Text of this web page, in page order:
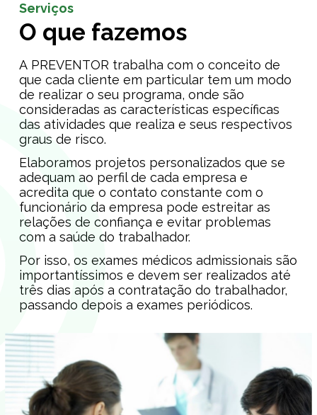
Serviços
O que fazemos
A PREVENTOR trabalha com o conceito de
que cada cliente em particular tem um modo
de realizar o seu programa, onde são
consideradas as características específicas
das atividades que realiza e seus respectivos
graus de risco.
Elaboramos projetos personalizados que se
adequam ao perfil de cada empresa e
acredita que o contato constante com o
funcionário da empresa pode estreitar as
relações de confiança e evitar problemas
com a saúde do trabalhador.
Por isso, os exames médicos admissionais são
importantíssimos e devem ser realizados até
três dias após a contratação do trabalhador,
passando depois a exames periódicos.